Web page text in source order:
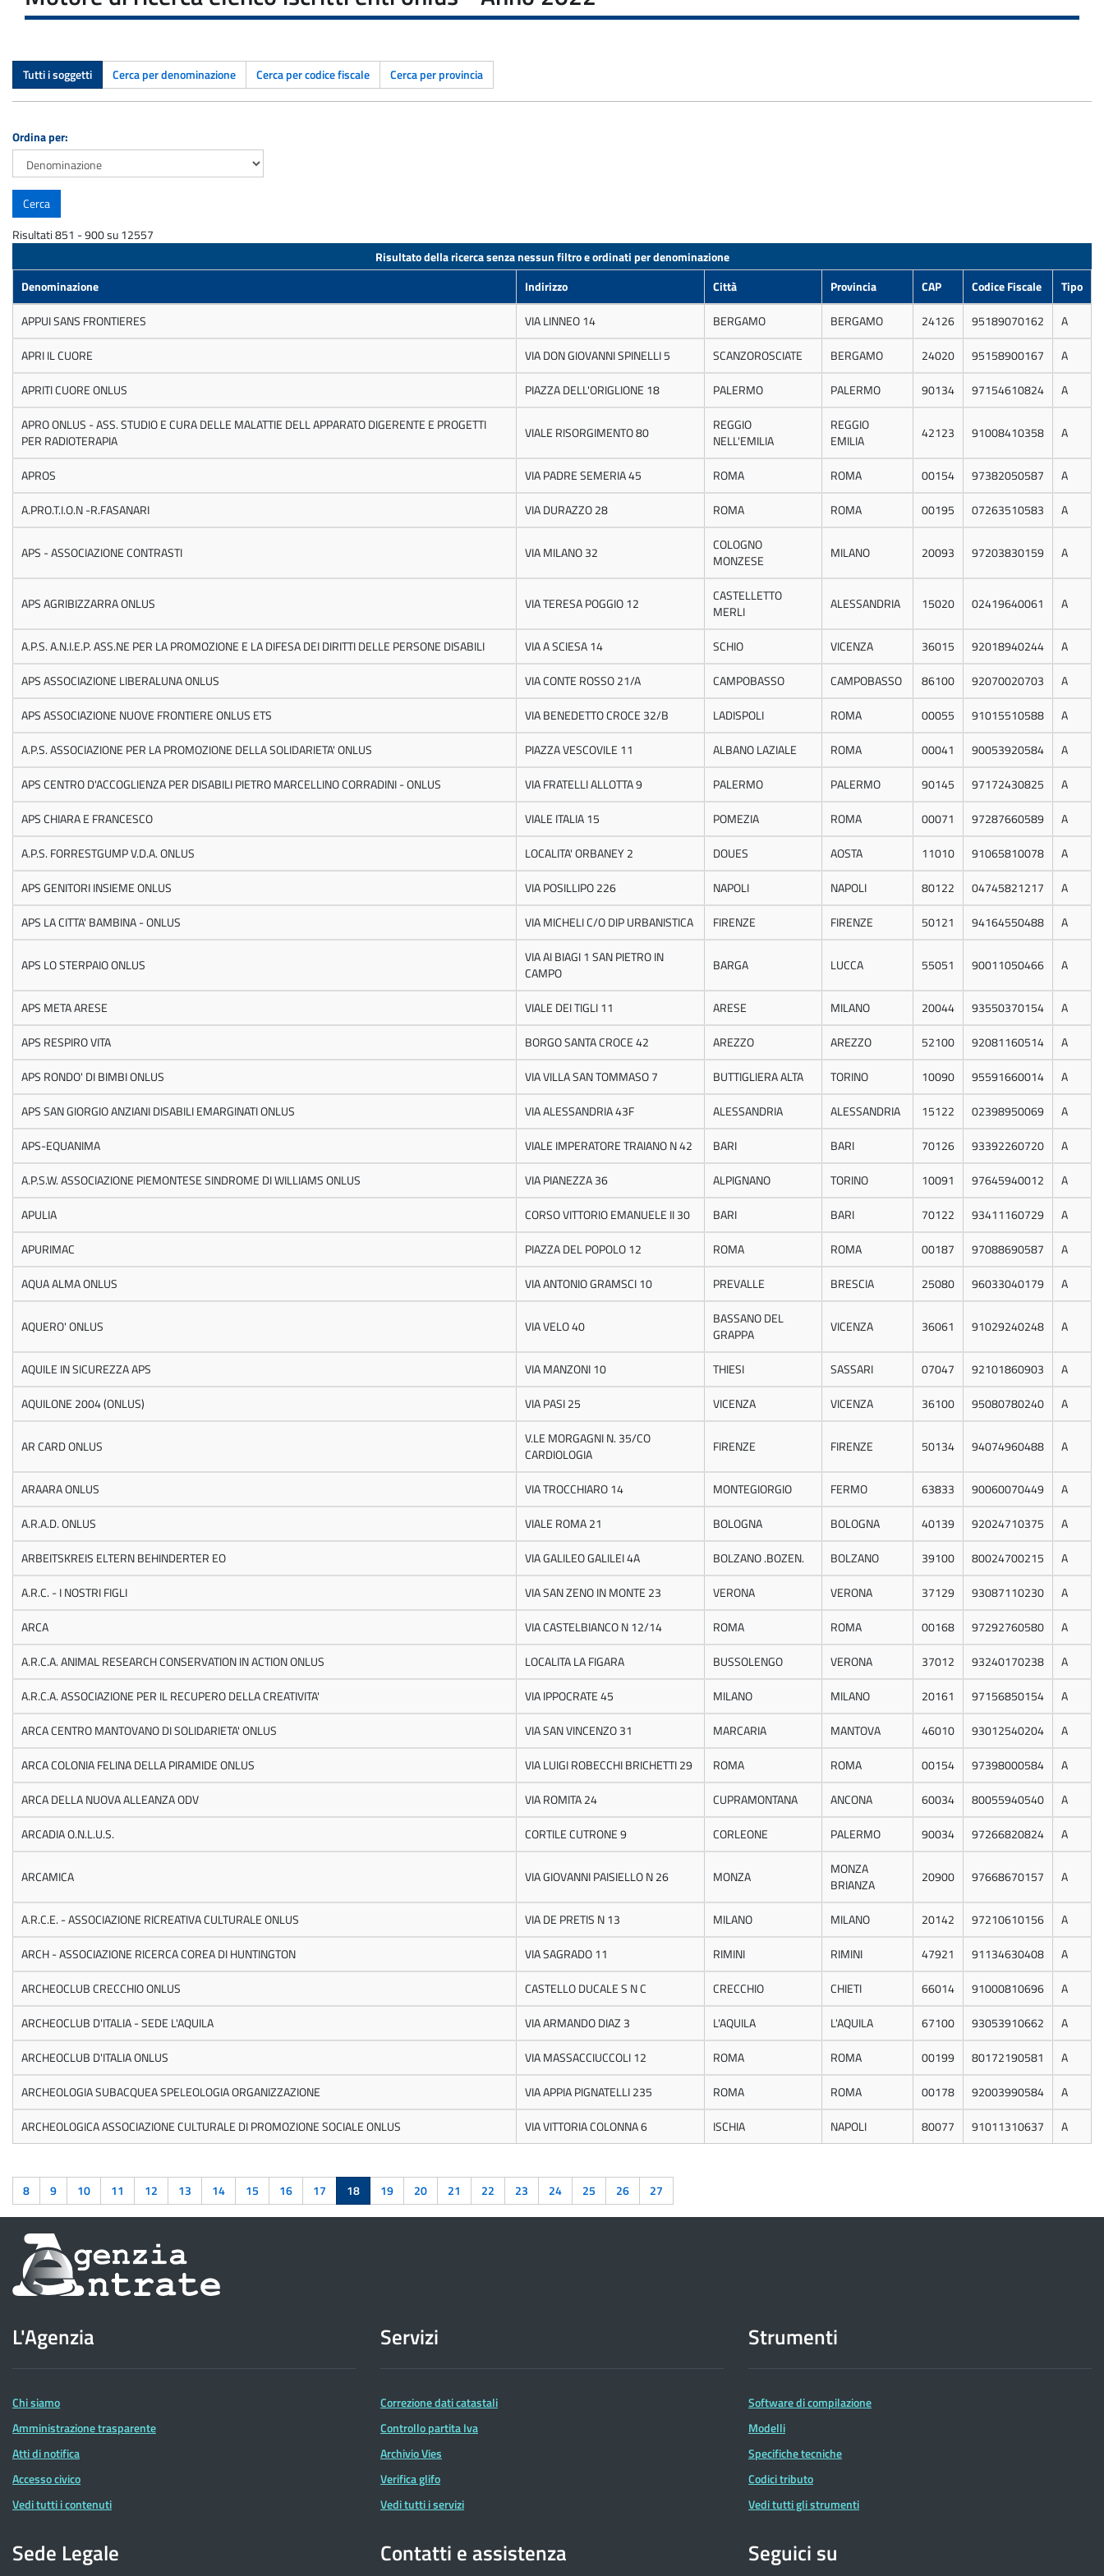
Tutti i soggetti Cerca per denominazione Cerca per codice fiscale Cerca per provincia
Ordina per:
Risultati 851 - 900 su 12557
Risultato della ricerca senza nessun filtro e ordinati per denominazione
Denominazione
Indirizzo Città Provincia CAP Codice Fiscale
Tipo
APPUI SANS FRONTIERES
VIA LINNEO 14 BERGAMO BERGAMO 24126 95189070162
A
APRI IL CUORE
VIA DON GIOVANNI SPINELLI 5 SCANZOROSCIATE BERGAMO 24020 95158900167
A
APRITI CUORE ONLUS
PIAZZA DELL'ORIGLIONE 18 PALERMO PALERMO 90134 97154610824
A
APRO ONLUS - ASS. STUDIO E CURA DELLE MALATTIE DELL APPARATO DIGERENTE E PROGETTI
PER RADIOTERAPIA
VIALE RISORGIMENTO 80
REGGIO
NELL'EMILIA
REGGIO
EMILIA
42123 91008410358 A
APROS VIA PADRE SEMERIA 45 ROMA ROMA 00154 97382050587
A
A.PRO.T.I.O.N -R.FASANARI
VIA DURAZZO 28 ROMA ROMA 00195 07263510583 A
APS - ASSOCIAZIONE CONTRASTI VIA MILANO 32
COLOGNO
MONZESE
MILANO 20093 97203830159 A
APS AGRIBIZZARRA ONLUS VIA TERESA POGGIO 12
CASTELLETTO
MERLI
ALESSANDRIA 15020 02419640061 A
A.P.S. A.N.I.E.P. ASS.NE PER LA PROMOZIONE E LA DIFESA DEI DIRITTI DELLE PERSONE DISABILI VIA A SCIESA 14 SCHIO VICENZA 36015 92018940244
A
APS ASSOCIAZIONE LIBERALUNA ONLUS
VIA CONTE ROSSO 21/A CAMPOBASSO CAMPOBASSO 86100 92070020703
A
APS ASSOCIAZIONE NUOVE FRONTIERE ONLUS ETS
VIA BENEDETTO CROCE 32/B LADISPOLI ROMA 00055 91015510588
A
A.P.S. ASSOCIAZIONE PER LA PROMOZIONE DELLA SOLIDARIETA' ONLUS
PIAZZA VESCOVILE 11 ALBANO LAZIALE ROMA 00041 90053920584
A
APS CENTRO D'ACCOGLIENZA PER DISABILI PIETRO MARCELLINO CORRADINI - ONLUS
VIA FRATELLI ALLOTTA 9 PALERMO PALERMO 90145 97172430825
A
APS CHIARA E FRANCESCO
VIALE ITALIA 15 POMEZIA ROMA 00071 97287660589
A
A.P.S. FORRESTGUMP V.D.A. ONLUS
LOCALITA' ORBANEY 2 DOUES AOSTA 11010 91065810078
A
APS GENITORI INSIEME ONLUS
VIA POSILLIPO 226 NAPOLI NAPOLI 80122 04745821217
A
APS LA CITTA' BAMBINA - ONLUS
VIA MICHELI C/O DIP URBANISTICA FIRENZE FIRENZE 50121 94164550488 A
APS LO STERPAIO ONLUS
VIA AI BIAGI 1 SAN PIETRO IN
CAMPO
BARGA LUCCA 55051 90011050466 A
APS META ARESE VIALE DEI TIGLI 11 ARESE MILANO 20044 93550370154
A
APS RESPIRO VITA
BORGO SANTA CROCE 42 AREZZO AREZZO 52100 92081160514
A
APS RONDO' DI BIMBI ONLUS
VIA VILLA SAN TOMMASO 7 BUTTIGLIERA ALTA TORINO 10090 95591660014
A
APS SAN GIORGIO ANZIANI DISABILI EMARGINATI ONLUS
VIA ALESSANDRIA 43F ALESSANDRIA ALESSANDRIA 15122 02398950069
A
APS-EQUANIMA
VIALE IMPERATORE TRAIANO N 42 BARI BARI 70126 93392260720
A
A.P.S.W. ASSOCIAZIONE PIEMONTESE SINDROME DI WILLIAMS ONLUS
VIA PIANEZZA 36 ALPIGNANO TORINO 10091 97645940012
A
APULIA
CORSO VITTORIO EMANUELE II 30 BARI BARI 70122 93411160729
A
APURIMAC
PIAZZA DEL POPOLO 12 ROMA ROMA 00187 97088690587
A
AQUA ALMA ONLUS
VIA ANTONIO GRAMSCI 10 PREVALLE BRESCIA 25080 96033040179 A
AQUERO' ONLUS VIA VELO 40
BASSANO DEL
GRAPPA
VICENZA 36061 91029240248 A
AQUILE IN SICUREZZA APS VIA MANZONI 10 THIESI SASSARI 07047 92101860903
A
AQUILONE 2004 (ONLUS)
VIA PASI 25 VICENZA VICENZA 36100 95080780240 A
AR CARD ONLUS
V.LE MORGAGNI N. 35/CO
CARDIOLOGIA
FIRENZE FIRENZE 50134 94074960488 A
ARAARA ONLUS VIA TROCCHIARO 14 MONTEGIORGIO FERMO 63833 90060070449
A
A.R.A.D. ONLUS
VIALE ROMA 21 BOLOGNA BOLOGNA 40139 92024710375
A
ARBEITSKREIS ELTERN BEHINDERTER EO
VIA GALILEO GALILEI 4A BOLZANO .BOZEN. BOLZANO 39100 80024700215
A
A.R.C. - I NOSTRI FIGLI
VIA SAN ZENO IN MONTE 23 VERONA VERONA 37129 93087110230
A
ARCA
VIA CASTELBIANCO N 12/14 ROMA ROMA 00168 97292760580
A
A.R.C.A. ANIMAL RESEARCH CONSERVATION IN ACTION ONLUS
LOCALITA LA FIGARA BUSSOLENGO VERONA 37012 93240170238
A
A.R.C.A. ASSOCIAZIONE PER IL RECUPERO DELLA CREATIVITA'
VIA IPPOCRATE 45 MILANO MILANO 20161 97156850154
A
ARCA CENTRO MANTOVANO DI SOLIDARIETA' ONLUS
VIA SAN VINCENZO 31 MARCARIA MANTOVA 46010 93012540204
A
ARCA COLONIA FELINA DELLA PIRAMIDE ONLUS
VIA LUIGI ROBECCHI BRICHETTI 29 ROMA ROMA 00154 97398000584
A
ARCA DELLA NUOVA ALLEANZA ODV
VIA ROMITA 24 CUPRAMONTANA ANCONA 60034 80055940540
A
ARCADIA O.N.L.U.S.
CORTILE CUTRONE 9 CORLEONE PALERMO 90034 97266820824 A
ARCAMICA VIA GIOVANNI PAISIELLO N 26 MONZA
MONZA
BRIANZA
20900 97668670157 A
A.R.C.E. - ASSOCIAZIONE RICREATIVA CULTURALE ONLUS VIA DE PRETIS N 13 MILANO MILANO 20142 97210610156
A
ARCH - ASSOCIAZIONE RICERCA COREA DI HUNTINGTON
VIA SAGRADO 11 RIMINI RIMINI 47921 91134630408
A
ARCHEOCLUB CRECCHIO ONLUS
CASTELLO DUCALE S N C CRECCHIO CHIETI 66014 91000810696
A
ARCHEOCLUB D'ITALIA - SEDE L'AQUILA
VIA ARMANDO DIAZ 3 L'AQUILA L'AQUILA 67100 93053910662
A
ARCHEOCLUB D'ITALIA ONLUS
VIA MASSACCIUCCOLI 12 ROMA ROMA 00199 80172190581
A
ARCHEOLOGIA SUBACQUEA SPELEOLOGIA ORGANIZZAZIONE
VIA APPIA PIGNATELLI 235 ROMA ROMA 00178 92003990584
A
ARCHEOLOGICA ASSOCIAZIONE CULTURALE DI PROMOZIONE SOCIALE ONLUS
VIA VITTORIA COLONNA 6 ISCHIA NAPOLI 80077 91011310637 A
8 9 10 11 12 13 14 15 16 17 18 19 20 21 22 23 24 25 26 27
Informazioni
sul
dell'Agenzia
delle
Entrate
L'Agenzia
Chi siamo
Amministrazione trasparente
Atti di notifica
Accesso civico
Vedi tutti i contenuti
Servizi
Correzione dati catastali
Controllo partita Iva
Archivio Vies
Verifica glifo
Vedi tutti i servizi
Strumenti
Software di compilazione
Modelli
Specifiche tecniche
Codici tributo
Vedi tutti gli strumenti
Sede Legale Contatti e assistenza Seguici su